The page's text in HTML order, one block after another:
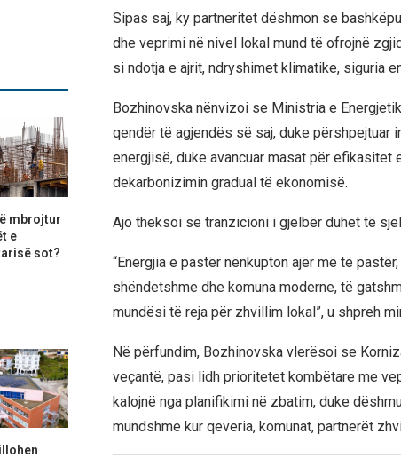
Sipas saj, ky partneritet dëshmon se
dhe veprimi në nivel lokal mund të ofrojnë
si ndotja e ajrit, ndryshimet klimatike, siguria
Bozhinovska nënvizoi se Ministria e
qendër të agjendës së saj, duke
energjisë, duke avancuar masat për efikasitet
dekarbonizimin gradual të ekonomisë.
Ajo theksoi se tranzicioni i gjelbër duhet të
“Energjia e pastër nënkupton ajër më të
shëndetshme dhe komuna moderne, të
mundësi të reja për zhvillim lokal”, u shpreh
Në përfundim, Bozhinovska vlerësoi se
veçantë, pasi lidh prioritetet kombëtare me
kalojnë nga planifikimi në zbatim, duke
mundshme kur qeveria, komunat, partnerët
mbrojtur
e
sot?